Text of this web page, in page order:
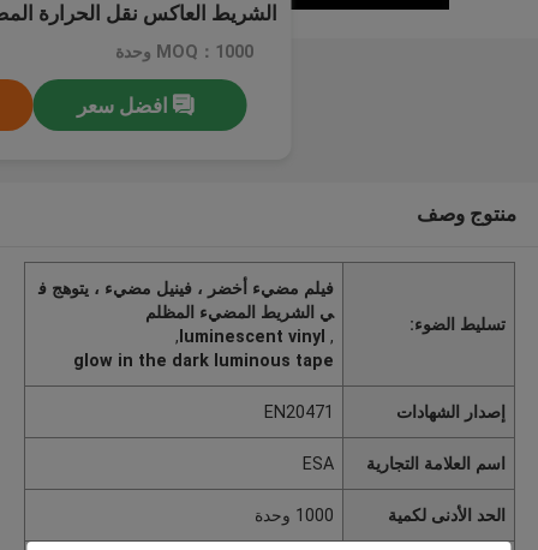
الشريط العاكس نقل الحرارة
MOQ：1000 وحدة
افضل سعر
منتوج وصف
تسليط الضوء:
فيلم مضيء أخضر ، فينيل مضيء ، يتوهج ف
ي الشريط المضيء المظلم
,
luminescent vinyl
,
glow in the dark luminous tape
إصدار الشهادات EN20471
اسم العلامة التجارية ESA
الحد الأدنى لكمية 1000 وحدة